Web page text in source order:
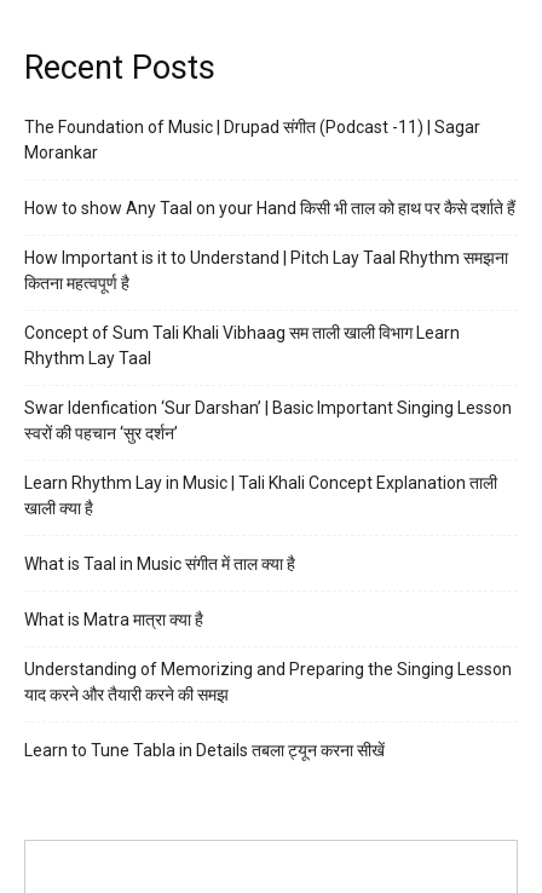
Recent Posts
The Foundation of Music | Drupad संगीत (Podcast -11) | Sagar
Morankar
How to show Any Taal on your Hand किसी भी ताल को हाथ पर कैसे दर्शाते हैं
How Important is it to Understand | Pitch Lay Taal Rhythm समझना
कितना महत्वपूर्ण है
Concept of Sum Tali Khali Vibhaag सम ताली खाली विभाग Learn
Rhythm Lay Taal
Swar Idenfication ‘Sur Darshan’ | Basic Important Singing Lesson
स्वरों की पहचान ‘सुर दर्शन’
Learn Rhythm Lay in Music | Tali Khali Concept Explanation ताली
खाली क्या है
What is Taal in Music संगीत में ताल क्या है
What is Matra मात्रा क्या है
Understanding of Memorizing and Preparing the Singing Lesson
याद करने और तैयारी करने की समझ
Learn to Tune Tabla in Details तबला ट्यून करना सीखें